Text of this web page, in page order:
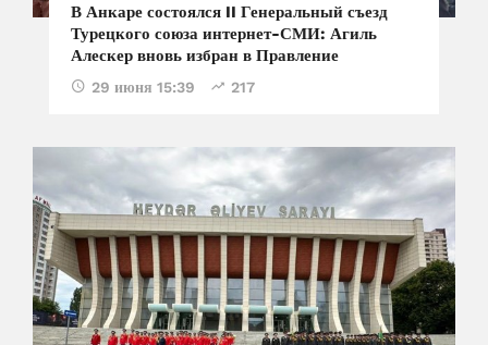
В Анкаре состоялся II Генеральный съезд
Турецкого союза интернет-СМИ: Агиль
Алескер вновь избран в Правление
29 июня 15:39 217